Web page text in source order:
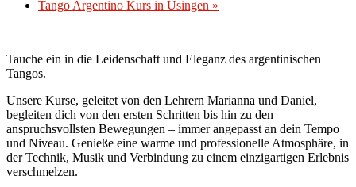
Tango Argentino Kurs in Usingen »
Tauche ein in die Leidenschaft und Eleganz des argentinischen
Tangos.
Unsere Kurse, geleitet von den Lehrern Marianna und Daniel,
begleiten dich von den ersten Schritten bis hin zu den
anspruchsvollsten Bewegungen – immer angepasst an dein Tempo
und Niveau. Genieße eine warme und professionelle Atmosphäre, in
der Technik, Musik und Verbindung zu einem einzigartigen Erlebnis
verschmelzen.